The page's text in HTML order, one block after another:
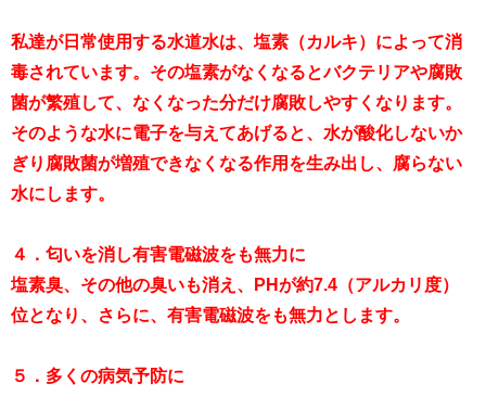
私達が日常使用する水道水は、塩素（カルキ）によって消
毒されています。その塩素がなくなるとバクテリアや腐敗
菌が繁殖して、なくなった分だけ腐敗しやすくなります。
そのような水に電子を与えてあげると、水が酸化しないか
ぎり腐敗菌が増殖できなくなる作用を生み出し、腐らない
水にします。
４．匂いを消し有害電磁波をも無力に
塩素臭、その他の臭いも消え、PHが約7.4（アルカリ度）
位となり、さらに、有害電磁波をも無力とします。
５．多くの病気予防に